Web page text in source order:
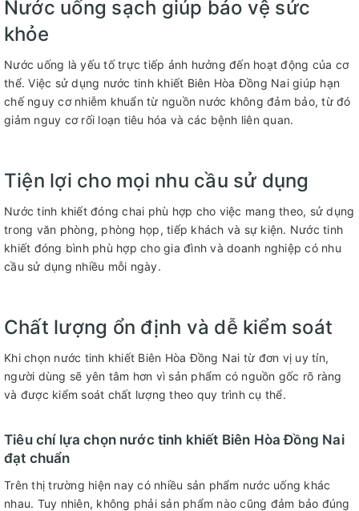
Nước uống sạch giúp bảo vệ sức
khỏe
Nước uống là yếu tố trực tiếp ảnh hưởng đến hoạt động của cơ
thể. Việc sử dụng nước tinh khiết Biên Hòa Đồng Nai giúp hạn
chế nguy cơ nhiễm khuẩn từ nguồn nước không đảm bảo, từ đó
giảm nguy cơ rối loạn tiêu hóa và các bệnh liên quan.
Tiện lợi cho mọi nhu cầu sử dụng
Nước tinh khiết đóng chai phù hợp cho việc mang theo, sử dụng
trong văn phòng, phòng họp, tiếp khách và sự kiện. Nước tinh
khiết đóng bình phù hợp cho gia đình và doanh nghiệp có nhu
cầu sử dụng nhiều mỗi ngày.
Chất lượng ổn định và dễ kiểm soát
Khi chọn nước tinh khiết Biên Hòa Đồng Nai từ đơn vị uy tín,
người dùng sẽ yên tâm hơn vì sản phẩm có nguồn gốc rõ ràng
và được kiểm soát chất lượng theo quy trình cụ thể.
Tiêu chí lựa chọn nước tinh khiết Biên Hòa Đồng Nai
đạt chuẩn
Trên thị trường hiện nay có nhiều sản phẩm nước uống khác
nhau. Tuy nhiên, không phải sản phẩm nào cũng đảm bảo đúng